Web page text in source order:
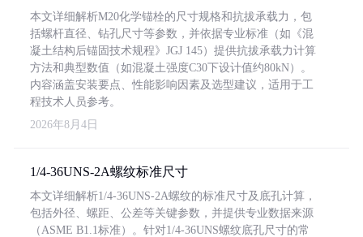
本文详细解析M20化学锚栓的尺寸规格和抗拔承载力，包
括螺杆直径、钻孔尺寸等参数，并依据专业标准（如《混
凝土结构后锚固技术规程》JGJ 145）提供抗拔承载力计算
方法和典型数值（如混凝土强度C30下设计值约80kN）。
内容涵盖安装要点、性能影响因素及选型建议，适用于工
程技术人员参考。
2026年8月4日
1/4-36UNS-2A螺纹标准尺寸
本文详细解析1/4-36UNS-2A螺纹的标准尺寸及底孔计算，
包括外径、螺距、公差等关键参数，并提供专业数据来源
（ASME B1.1标准）。针对1/4-36UNS螺纹底孔尺寸的常